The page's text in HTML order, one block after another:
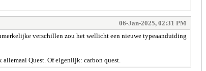
06-Jan-2025, 02:31 PM
verschillen zou het wellicht een nieuwe typeaanduiding
Quest. Of eigenlijk: carbon quest.